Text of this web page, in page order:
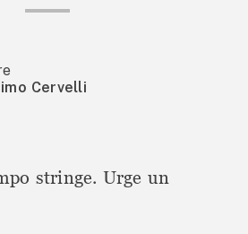
Cervelli
stringe. Urge un